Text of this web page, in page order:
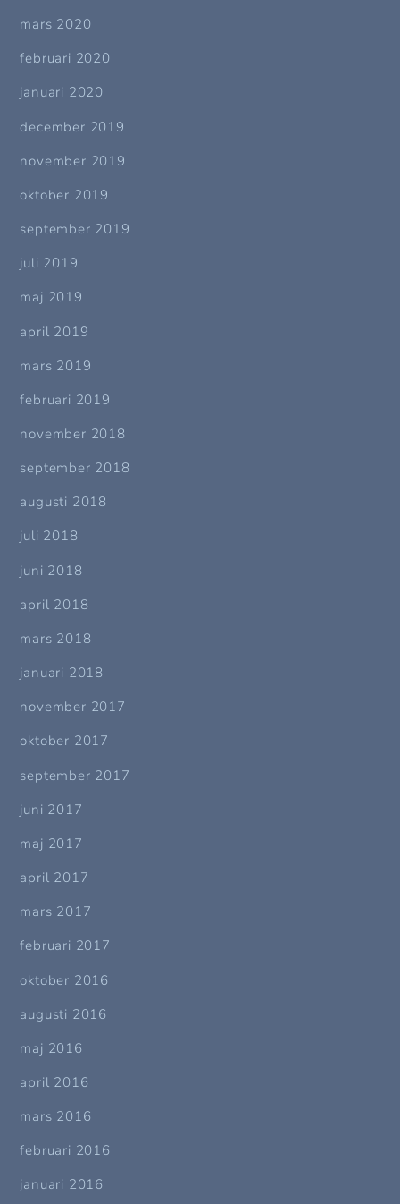
mars 2020
februari 2020
januari 2020
december 2019
november 2019
oktober 2019
september 2019
juli 2019
maj 2019
april 2019
mars 2019
februari 2019
november 2018
september 2018
augusti 2018
juli 2018
juni 2018
april 2018
mars 2018
januari 2018
november 2017
oktober 2017
september 2017
juni 2017
maj 2017
april 2017
mars 2017
februari 2017
oktober 2016
augusti 2016
maj 2016
april 2016
mars 2016
februari 2016
januari 2016